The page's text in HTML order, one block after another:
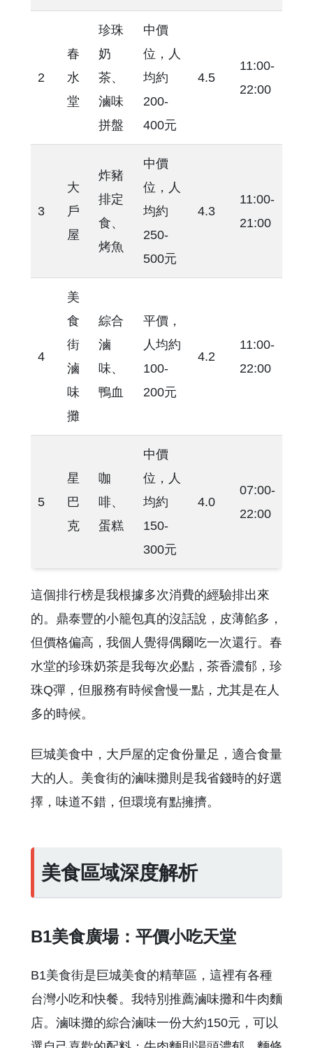
2
春
水
堂
珍珠
奶
茶、
滷味
拼盤
中價
位，人
均約
200-
400元
4.5
11:00-
22:00
3
大
戶
屋
炸豬
排定
食、
烤魚
中價
位，人
均約
250-
500元
4.3
11:00-
21:00
4
美
食
街
滷
味
攤
綜合
滷
味、
鴨血
平價，
人均約
100-
200元
4.2
11:00-
22:00
5
星
巴
克
咖
啡、
蛋糕
中價
位，人
均約
150-
300元
4.0
07:00-
22:00
這個排行榜是我根據多次消費的經驗排出來
的。鼎泰豐的小籠包真的沒話說，皮薄餡多，
但價格偏高，我個人覺得偶爾吃一次還行。春
水堂的珍珠奶茶是我每次必點，茶香濃郁，珍
珠Q彈，但服務有時候會慢一點，尤其是在人
多的時候。
巨城美食中，大戶屋的定食份量足，適合食量
大的人。美食街的滷味攤則是我省錢時的好選
擇，味道不錯，但環境有點擁擠。
美食區域深度解析
B1美食廣場：平價小吃天堂
B1美食街是巨城美食的精華區，這裡有各種
台灣小吃和快餐。我特別推薦滷味攤和牛肉麵
店。滷味攤的綜合滷味一份大約150元，可以